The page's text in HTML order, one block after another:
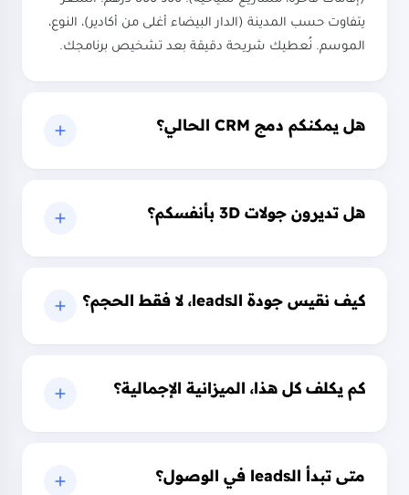
يتفاوت حسب المدينة (الدار البيضاء أغلى من أكادير)، النوع،
الموسم. نُعطيك شريحة دقيقة بعد تشخيص برنامجك.
هل يمكنكم دمج CRM الحالي؟
هل تديرون جولات 3D بأنفسكم؟
كيف نقيس جودة الـleads، لا فقط الحجم؟
كم يكلف كل هذا، الميزانية الإجمالية؟
متى تبدأ الـleads في الوصول؟